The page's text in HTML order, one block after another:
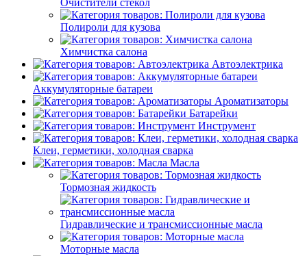
Очистители стёкол
Полироли для кузова
Химчистка салона
Автоэлектрика
Аккумуляторные батареи
Ароматизаторы
Батарейки
Инструмент
Клеи, герметики, холодная сварка
Масла
Тормозная жидкость
Гидравлические и трансмиссионные масла
Моторные масла